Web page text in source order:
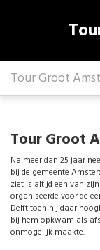
Tour Groot
Tour Groot
Na meer dan 25 jaar
bij de gemeente
ziet is altijd een van
organiseerde voor de
Delft toen hij daar
bij hem opkwam als
onmogelijk maakte.